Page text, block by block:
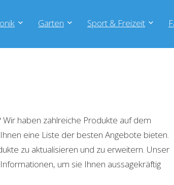
Garten Sport & Freizeit
Wir haben zahlreiche Produkte auf dem
eine Liste der besten Angebote bieten.
zu aktualisieren und zu erweitern. Unser
um sie Ihnen aussagekräftig